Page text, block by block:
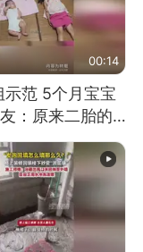
00:14
示范 5个月宝宝
：原来二胎的
样